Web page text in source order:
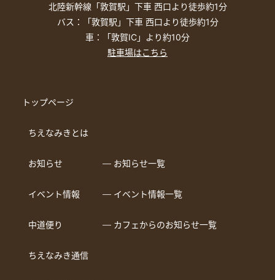
北陸新幹線「敦賀駅」下車 西口より徒歩約1分
バス：「敦賀駅」下車 西口より徒歩約1分
車：「敦賀IC」より約10分
駐車場はこちら
トップページ
ちえなみきとは
お知らせ ― お知らせ一覧
イベント情報 ― イベント情報一覧
中道便り ― カフェからのお知らせ一覧
ちえなみき通信